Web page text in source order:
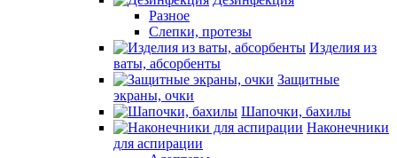
Разное
Слепки, протезы
Изделия из
ваты, абсорбенты
Защитные
экраны, очки
Шапочки, бахилы
Наконечники
для аспирации